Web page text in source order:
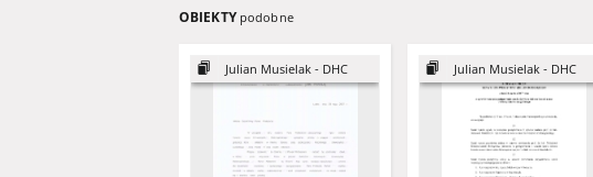
OBIEKTY podobne
Julian Musielak - DHC Julian Musielak - DHC